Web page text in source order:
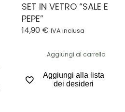
SET IN VETRO “SALE E
PEPE”
14,90 € IVA inclusa
Aggiungi al carrello
Aggiungi alla lista
dei desideri